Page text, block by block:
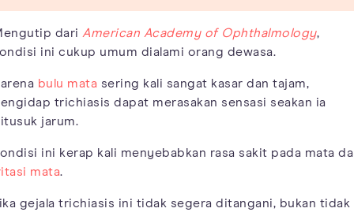
dari American Academy of Ophthalmology,
ini cukup umum dialami orang dewasa.
bulu mata sering kali sangat kasar dan tajam,
trichiasis dapat merasakan sensasi seakan ia
jarum.
ini kerap kali menyebabkan rasa sakit pada mata
mata.
gejala trichiasis ini tidak segera ditangani, bukan tidak